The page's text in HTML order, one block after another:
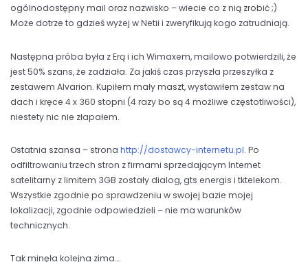
ogólnodostępny mail oraz nazwisko – wiecie co z nią zrobić ;)
Może dotrze to gdzieś wyżej w Netii i zweryfikują kogo zatrudniają.
Następna próba była z Erą i ich Wimaxem, mailowo potwierdzili, że
jest 50% szans, że zadziała. Za jakiś czas przyszła przeszyłka z
zestawem Alvarion. Kupiłem mały maszt, wystawiłem zestaw na
dach i kręce 4 x 360 stopni (4 razy bo są 4 możliwe częstotliwości),
niestety nic nie złapałem.
Ostatnia szansa – strona http://dostawcy-internetu.pl. Po
odfiltrowaniu trzech stron z firmami sprzedającym Internet
satelitarny z limitem 3GB zostały dialog, gts energis i tktelekom.
Wszystkie zgodnie po sprawdzeniu w swojej bazie mojej
lokalizacji, zgodnie odpowiedzieli – nie ma warunków
technicznych.
Tak minęła kolejna zima….